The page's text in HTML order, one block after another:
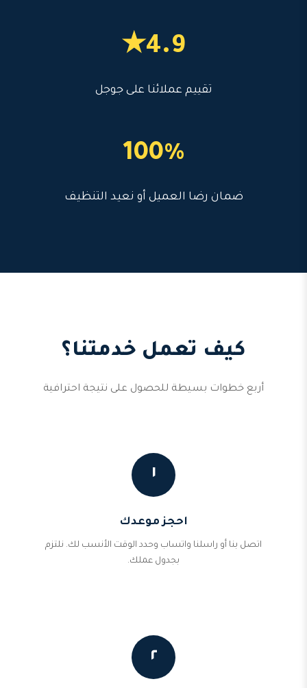
4.9★
تقييم عملائنا على جوجل
100%
ضمان رضا العميل أو نعيد التنظيف
كيف تعمل خدمتنا؟
أربع خطوات بسيطة للحصول على نتيجة احترافية
١
احجز موعدك
اتصل بنا أو راسلنا واتساب وحدد الوقت الأنسب لك. نلتزم
بجدول عملك.
٢